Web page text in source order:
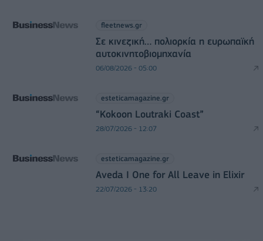
fleetnews.gr
Σε κινεζική… πολιορκία η ευρωπαϊκή
αυτοκινητοβιομηχανία
06/08/2026 - 05:00
esteticamagazine.gr
“Kokoon Loutraki Coast”
28/07/2026 - 12:07
esteticamagazine.gr
Aveda I One for All Leave in Elixir
22/07/2026 - 13:20